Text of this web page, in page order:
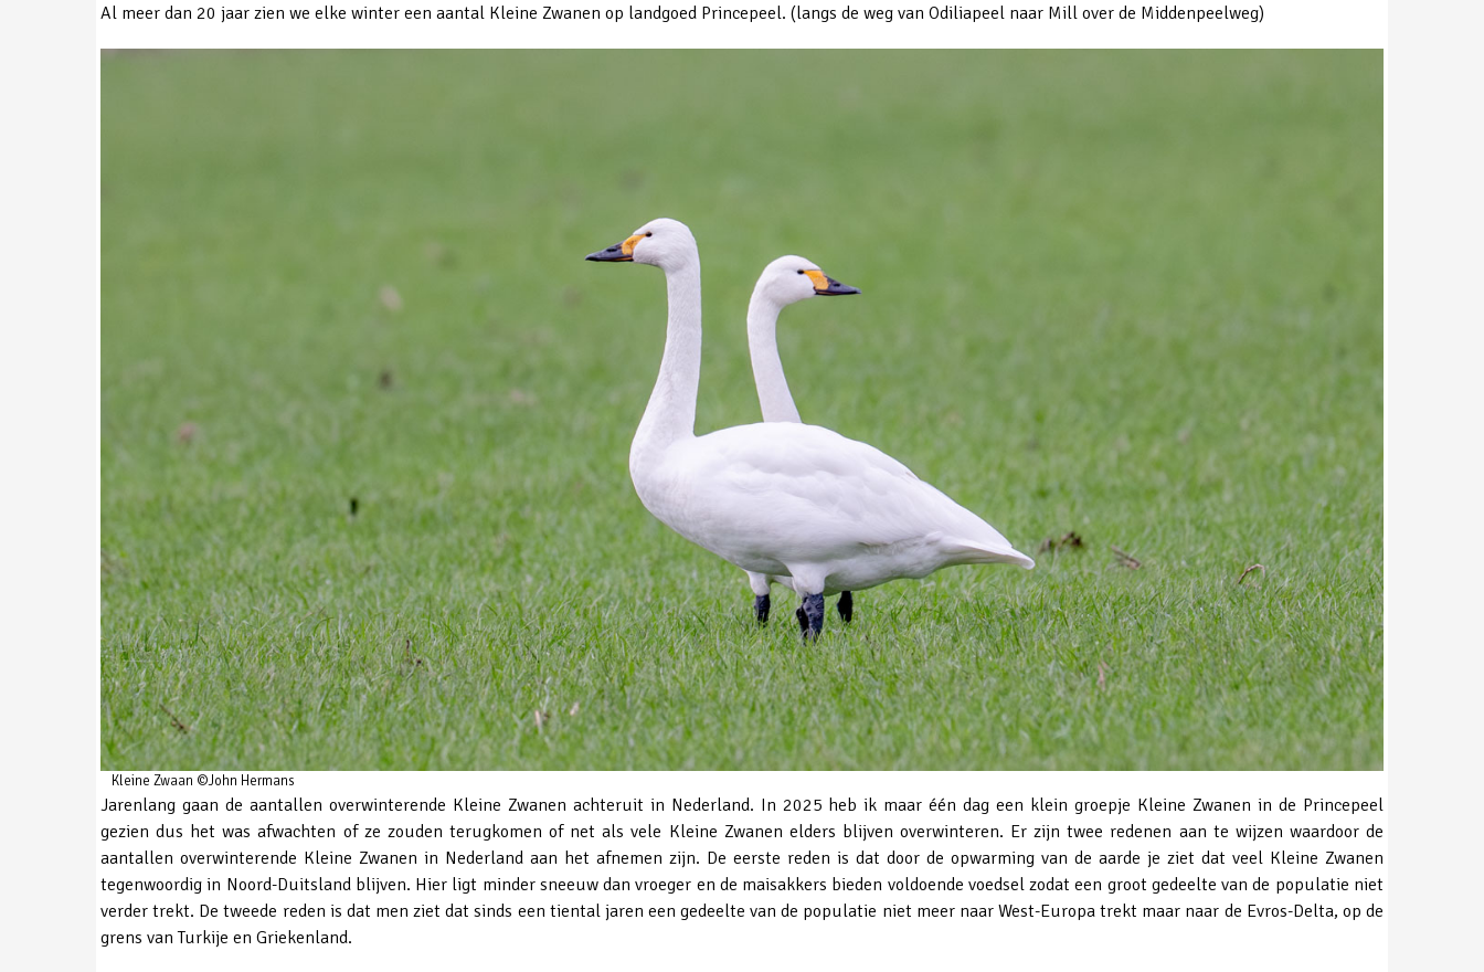
Al meer dan 20 jaar zien we elke winter een aantal Kleine Zwanen op landgoed Princepeel. (langs de weg van Odiliapeel naar Mill over de Middenpeelweg)
Kleine Zwaan ©John Hermans
Jarenlang gaan de aantallen overwinterende Kleine Zwanen achteruit in Nederland. In 2025 heb ik maar één dag een klein groepje Kleine Zwanen in de Princepeel
gezien dus het was afwachten of ze zouden terugkomen of net als vele Kleine Zwanen elders blijven overwinteren. Er zijn twee redenen aan te wijzen waardoor de
aantallen overwinterende Kleine Zwanen in Nederland aan het afnemen zijn. De eerste reden is dat door de opwarming van de aarde je ziet dat veel Kleine Zwanen
tegenwoordig in Noord-Duitsland blijven. Hier ligt minder sneeuw dan vroeger en de maisakkers bieden voldoende voedsel zodat een groot gedeelte van de populatie niet
verder trekt. De tweede reden is dat men ziet dat sinds een tiental jaren een gedeelte van de populatie niet meer naar West-Europa trekt maar naar de Evros-Delta, op de
grens van Turkije en Griekenland.